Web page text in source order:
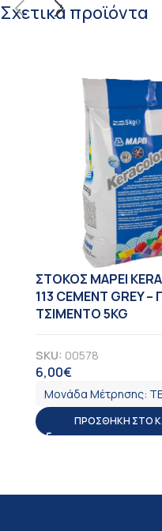
Σχετικά προϊόντα
ΣΤΟΚΟΣ MAPEI
113 CEMENT GREY –
ΤΣΙΜΕΝΤΟ 5KG
SKU: 00578
6,00€
Μονάδα Μέτρησης:
ΠΡΟΣΘΉΚΗ ΣΤΟ